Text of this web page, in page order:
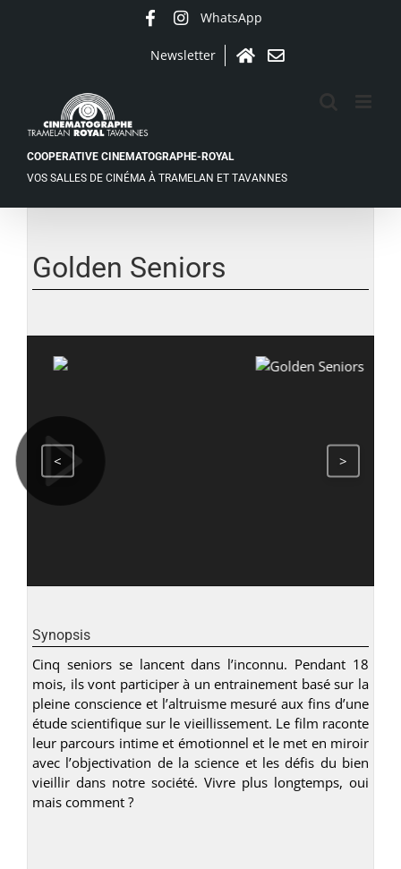
WhatsApp
Newsletter
AccueilContact
COOPERATIVE CINEMATOGRAPHE-ROYAL
VOS SALLES DE CINÉMA À TRAMELAN ET TAVANNES
agrandie
Golden Seniors
< >
Synopsis
Cinq seniors se lancent dans l’inconnu. Pendant 18
mois, ils vont participer à un entrainement basé sur la
pleine conscience et l’altruisme mesuré aux fins d’une
étude scientifique sur le vieillissement. Le film raconte
leur parcours intime et émotionnel et le met en miroir
avec l’objectivation de la science et les défis du bien
vieillir dans notre société. Vivre plus longtemps, oui
mais comment ?